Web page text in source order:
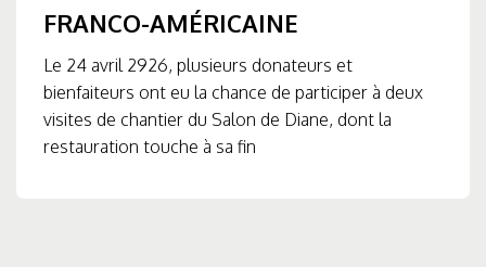
FRANCO-AMÉRICAINE
Le 24 avril 2926, plusieurs donateurs et
bienfaiteurs ont eu la chance de participer à deux
visites de chantier du Salon de Diane, dont la
restauration touche à sa fin